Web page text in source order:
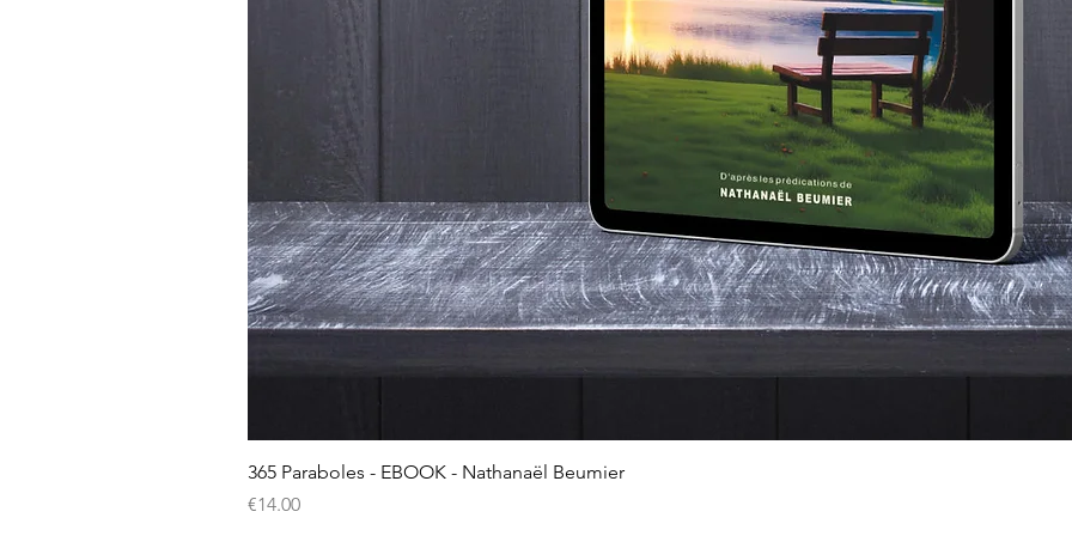
365 Paraboles - EBOOK - Nathanaël Beumier
Price
€14.00